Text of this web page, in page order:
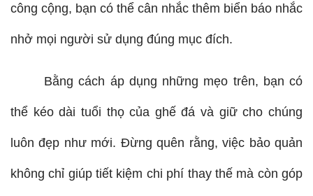
công cộng, bạn có thể cân nhắc thêm biển báo nhắc
nhở mọi người sử dụng đúng mục đích.
Bằng cách áp dụng những mẹo trên, bạn có
thể kéo dài tuổi thọ của ghế đá và giữ cho chúng
luôn đẹp như mới. Đừng quên rằng, việc bảo quản
không chỉ giúp tiết kiệm chi phí thay thế mà còn góp